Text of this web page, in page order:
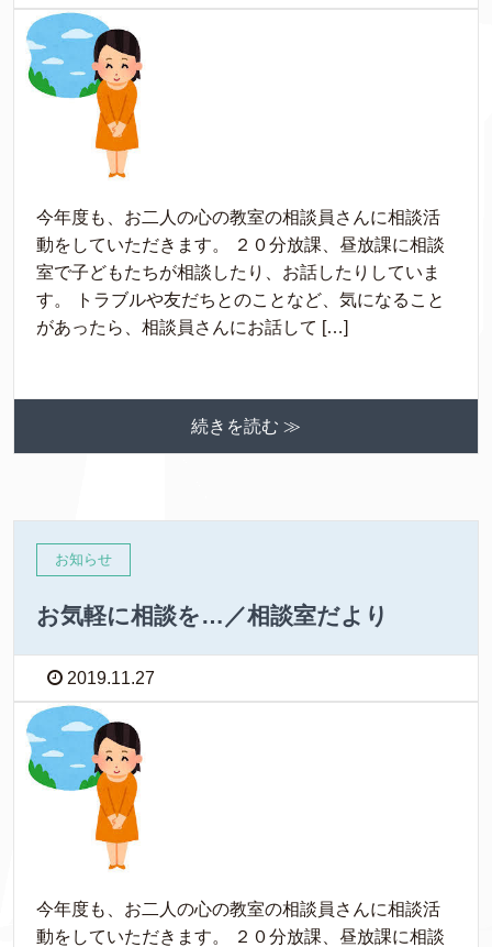
今年度も、お二人の心の教室の相談員さんに相談活
動をしていただきます。 ２０分放課、昼放課に相談
室で子どもたちが相談したり、お話したりしていま
す。 トラブルや友だちとのことなど、気になること
があったら、相談員さんにお話して […]
続きを読む ≫
お知らせ
お気軽に相談を…／相談室だより
2019.11.27
今年度も、お二人の心の教室の相談員さんに相談活
動をしていただきます。 ２０分放課、昼放課に相談